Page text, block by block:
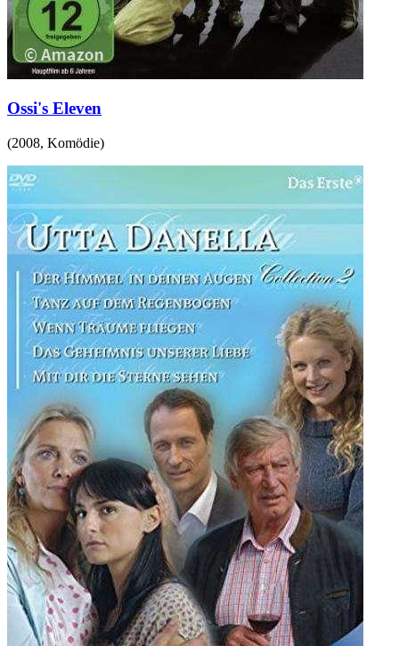
Ossi's Eleven
(2008, Komödie)